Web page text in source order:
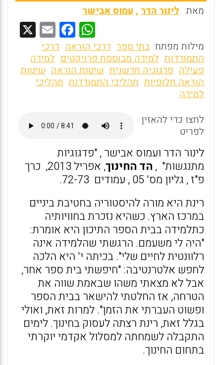
מאת: לינור הדר,עמוס אבישר
W
h
at
s
A
p
F
a
ce
b
o
k
E
m
ai
l
מילות מפתח: בתי ספר דרכי הוראה דרכי
התמודדות למידה מבוססת פרויקטים למידה
פעילה פדגוגיה חדשנית שיטות הוראה שיטות
הוראה חלופיות תהליכי התמודדות תהליכי
למידה
לחצו כדי להאזין
לפריט
לינור הדר ועמוס אבישר , "פדגוגיות
מתנגשות" , הד החינוך
, אפריל 2013, כרך
פ"ז , גליון מס' 05 , עמודים 72-73.
רינת היא מורה להיסטוריה בחטיבת ביניים
במרכז הארץ. כשהיא נזכרת בחוויותיה
כתלמידה בבית הספר התיכון היא אומרת:
"היה לי משעמם. הרגשתי שהלמידה אינה
רלוונטית לחיים שלי". בכיתה י' היא הלכה
לחפש אלטרנטיבה: "חיפשתי בית ספר אחר,
אבל לא מצאתי משהו שבאמת שווה את
הטרחה, אז החלטתי להישאר בבית הספר
ופשוט העברתי את הזמן". למרות זאת, ואולי
בגלל זאת, רינת רצתה לעסוק בחינוך. לימים
התקבלה לשמחתה למסלול אקדמי יוקרתי
בתחום החינוך.